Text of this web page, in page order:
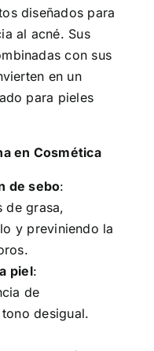
diseñados para
al acné. Sus
con sus
en un
para pieles
en Cosmética
de sebo:
de grasa,
y previniendo la
piel:
de
desigual.